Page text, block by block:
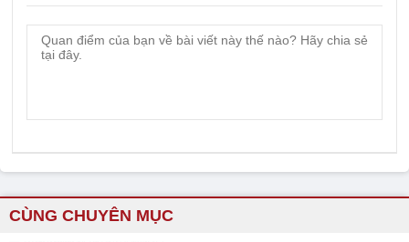
CÙNG CHUYÊN MỤC